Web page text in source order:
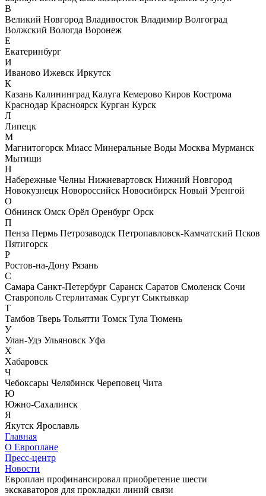
В
Великий Новгород Владивосток Владимир Волгоград
Волжский Вологда Воронеж
Е
Екатеринбург
И
Иваново Ижевск Иркутск
К
Казань Калининград Калуга Кемерово Киров Кострома
Краснодар Красноярск Курган Курск
Л
Липецк
М
Магнитогорск Миасс Минеральные Воды Москва Мурманск
Мытищи
Н
Набережные Челны Нижневартовск Нижний Новгород
Новокузнецк Новороссийск Новосибирск Новый Уренгой
О
Обнинск Омск Орёл Оренбург Орск
П
Пенза Пермь Петрозаводск Петропавловск-Камчатский Псков
Пятигорск
Р
Ростов-на-Дону Рязань
С
Самара Санкт-Петербург Саранск Саратов Смоленск Сочи
Ставрополь Стерлитамак Сургут Сыктывкар
Т
Тамбов Тверь Тольятти Томск Тула Тюмень
У
Улан-Удэ Ульяновск Уфа
Х
Хабаровск
Ч
Чебоксары Челябинск Череповец Чита
Ю
Южно-Сахалинск
Я
Якутск Ярославль
Главная
О Европлане
Пресс-центр
Новости
Европлан профинансировал приобретение шести
экскаваторов для прокладки линий связи